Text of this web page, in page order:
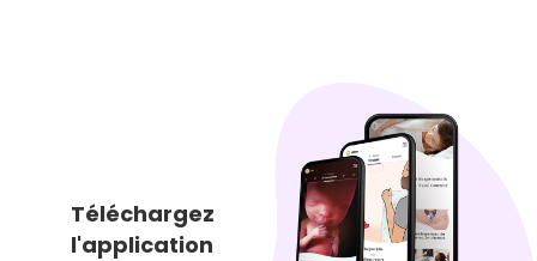
Téléchargez
l'application